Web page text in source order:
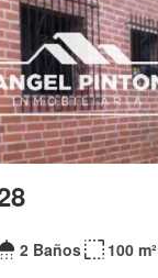
2 Baños 100 m²